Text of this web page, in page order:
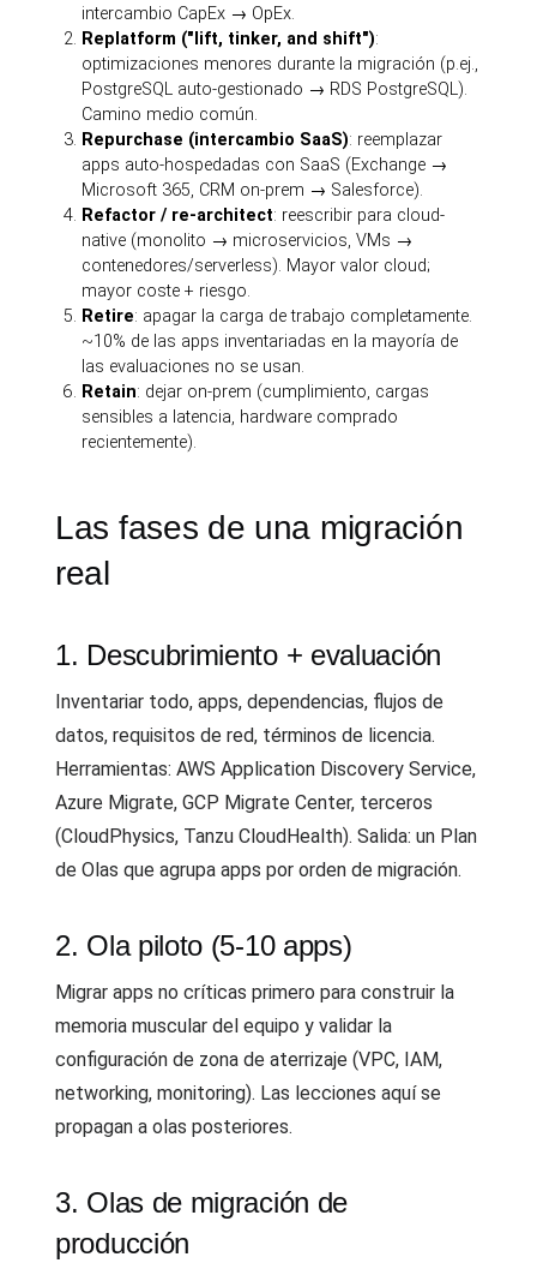
intercambio CapEx → OpEx.
Replatform ("lift, tinker, and shift"):
optimizaciones menores durante la migración (p.ej.,
PostgreSQL auto-gestionado → RDS PostgreSQL).
Camino medio común.
Repurchase (intercambio SaaS): reemplazar
apps auto-hospedadas con SaaS (Exchange →
Microsoft 365, CRM on-prem → Salesforce).
Refactor / re-architect: reescribir para cloud-
native (monolito → microservicios, VMs →
contenedores/serverless). Mayor valor cloud;
mayor coste + riesgo.
Retire: apagar la carga de trabajo completamente.
~10% de las apps inventariadas en la mayoría de
las evaluaciones no se usan.
Retain: dejar on-prem (cumplimiento, cargas
sensibles a latencia, hardware comprado
recientemente).
Las fases de una migración
real
1. Descubrimiento + evaluación
Inventariar todo, apps, dependencias, flujos de
datos, requisitos de red, términos de licencia.
Herramientas: AWS Application Discovery Service,
Azure Migrate, GCP Migrate Center, terceros
(CloudPhysics, Tanzu CloudHealth). Salida: un Plan
de Olas que agrupa apps por orden de migración.
2. Ola piloto (5-10 apps)
Migrar apps no críticas primero para construir la
memoria muscular del equipo y validar la
configuración de zona de aterrizaje (VPC, IAM,
networking, monitoring). Las lecciones aquí se
propagan a olas posteriores.
3. Olas de migración de
producción